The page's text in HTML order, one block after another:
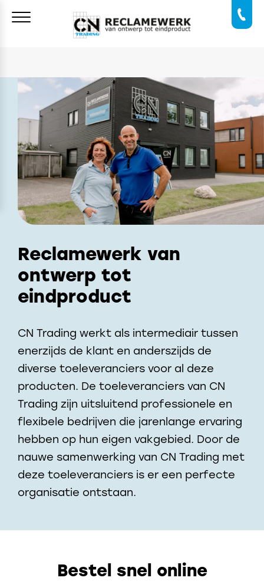
Reclamewerk van
ontwerp tot
eindproduct
CN Trading werkt als intermediair tussen
enerzijds de klant en anderszijds de
diverse toeleveranciers voor al deze
producten. De toeleveranciers van CN
Trading zijn uitsluitend professionele en
flexibele bedrijven die jarenlange ervaring
hebben op hun eigen vakgebied. Door de
nauwe samenwerking van CN Trading met
deze toeleveranciers is er een perfecte
organisatie ontstaan.
Bestel snel online